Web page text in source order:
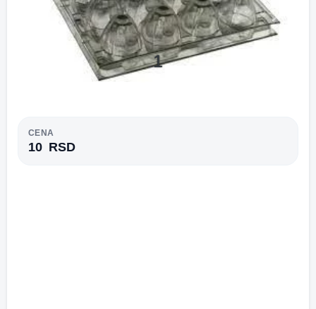
1
Previous Next
CENA
10 RSD